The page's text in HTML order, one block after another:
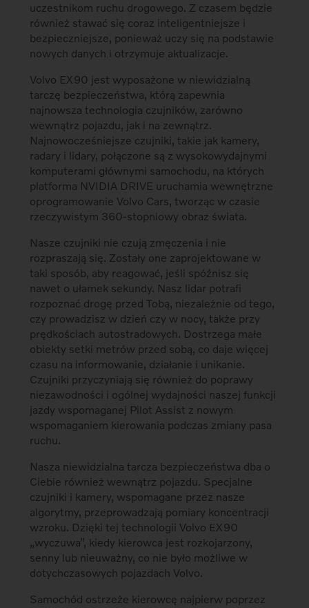
uczestnikom ruchu drogowego. Z czasem będzie
również stawać się coraz inteligentniejsze i
bezpieczniejsze, ponieważ uczy się na podstawie
nowych danych i otrzymuje aktualizacje.
Volvo EX90 jest wyposażone w niewidzialną
tarczę bezpieczeństwa, którą zapewnia
najnowsza technologia czujników, zarówno
wewnątrz pojazdu, jak i na zewnątrz.
Najnowocześniejsze czujniki, takie jak kamery,
radary i lidary, połączone są z wysokowydajnymi
komputerami głównymi samochodu, na których
platforma NVIDIA DRIVE uruchamia wewnętrzne
oprogramowanie Volvo Cars, tworząc w czasie
rzeczywistym 360-stopniowy obraz świata.
Nasze czujniki nie czują zmęczenia i nie
rozpraszają się. Zostały one zaprojektowane w
taki sposób, aby reagować, jeśli spóźnisz się
nawet o ułamek sekundy. Nasz lidar potrafi
rozpoznać drogę przed Tobą, niezależnie od tego,
czy prowadzisz w dzień czy w nocy, także przy
prędkościach autostradowych. Dostrzega małe
obiekty setki metrów przed sobą, co daje więcej
czasu na informowanie, działanie i unikanie.
Czujniki przyczyniają się również do poprawy
niezawodności i ogólnej wydajności naszej funkcji
jazdy wspomaganej Pilot Assist z nowym
wspomaganiem kierowania podczas zmiany pasa
ruchu.
Nasza niewidzialna tarcza bezpieczeństwa dba o
Ciebie również wewnątrz pojazdu. Specjalne
czujniki i kamery, wspomagane przez nasze
algorytmy, przeprowadzają pomiary koncentracji
wzroku. Dzięki tej technologii Volvo EX90
„wyczuwa”, kiedy kierowca jest rozkojarzony,
senny lub nieuważny, co nie było możliwe w
dotychczasowych pojazdach Volvo.
Samochód ostrzeże kierowcę najpierw poprzez